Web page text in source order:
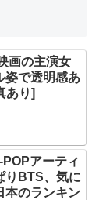
画の主演女
姿で透明感あ
あり]
アーティ
りBTS、気に
のランキン